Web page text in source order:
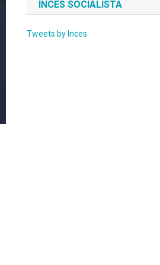
INCES SOCIALISTA
Tweets by Inces